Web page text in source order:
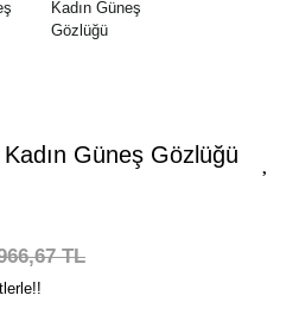
Güneş Gözlüğü
TL